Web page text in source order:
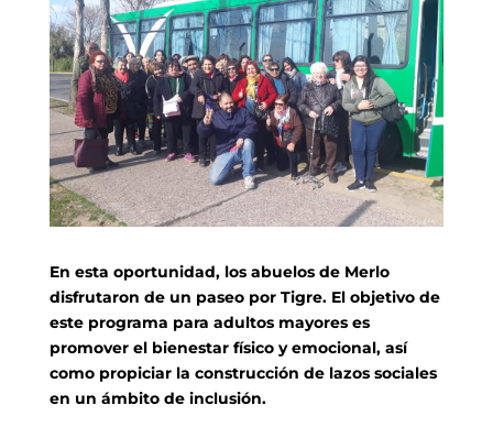
En esta oportunidad, los abuelos de Merlo
disfrutaron de un paseo por Tigre. El objetivo de
este programa para adultos mayores es
promover el bienestar físico y emocional, así
como propiciar la construcción de lazos sociales
en un ámbito de inclusión.